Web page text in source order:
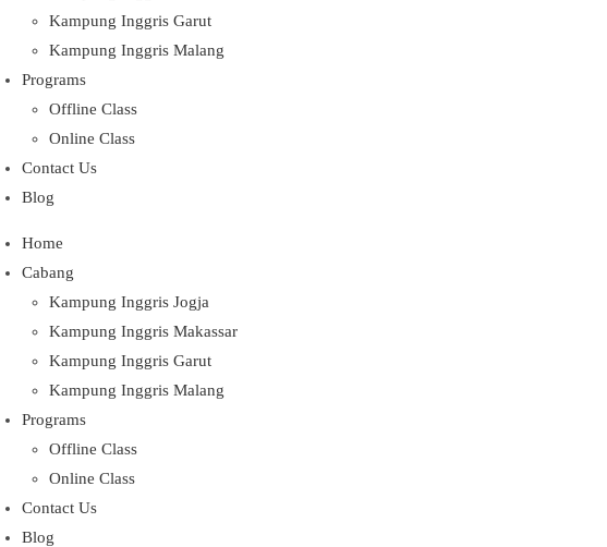
Kampung Inggris Garut
Kampung Inggris Malang
Programs
Offline Class
Online Class
Contact Us
Blog
Home
Cabang
Kampung Inggris Jogja
Kampung Inggris Makassar
Kampung Inggris Garut
Kampung Inggris Malang
Programs
Offline Class
Online Class
Contact Us
Blog